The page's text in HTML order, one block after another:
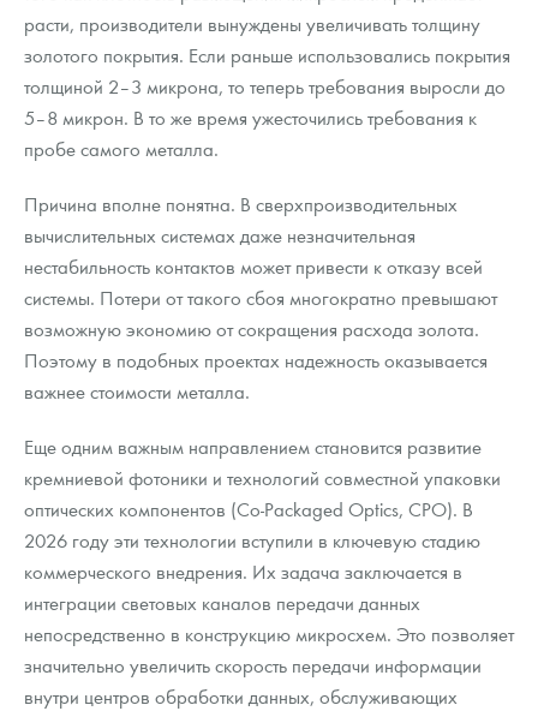
расти, производители вынуждены увеличивать толщину
золотого покрытия. Если раньше использовались покрытия
толщиной 2–3 микрона, то теперь требования выросли до
5–8 микрон. В то же время ужесточились требования к
пробе самого металла.
Причина вполне понятна. В сверхпроизводительных
вычислительных системах даже незначительная
нестабильность контактов может привести к отказу всей
системы. Потери от такого сбоя многократно превышают
возможную экономию от сокращения расхода золота.
Поэтому в подобных проектах надежность оказывается
важнее стоимости металла.
Еще одним важным направлением становится развитие
кремниевой фотоники и технологий совместной упаковки
оптических компонентов (Co-Packaged Optics, CPO). В
2026 году эти технологии вступили в ключевую стадию
коммерческого внедрения. Их задача заключается в
интеграции световых каналов передачи данных
непосредственно в конструкцию микросхем. Это позволяет
значительно увеличить скорость передачи информации
внутри центров обработки данных, обслуживающих